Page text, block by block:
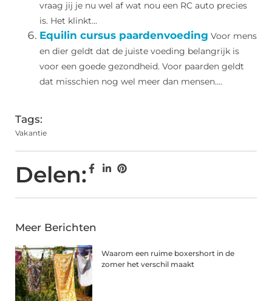
vraag jij je nu wel af wat nou een RC auto precies
is. Het klinkt...
Equilin cursus paardenvoeding Voor mens
en dier geldt dat de juiste voeding belangrijk is
voor een goede gezondheid. Voor paarden geldt
dat misschien nog wel meer dan mensen....
Tags:
Vakantie
Delen:
Meer Berichten
Waarom een ruime boxershort in de
zomer het verschil maakt